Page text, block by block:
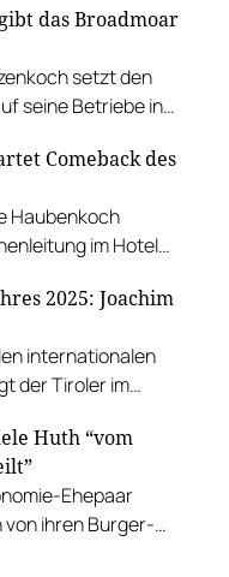
waren große
das Broadmoar
setzt den
seine Betriebe in
weiter.
Comeback des
Haubenkoch
im Hotel
2025: Joachim
internationalen
der Tiroler im
Huth “vom
Ehepaar
ihren Burger-